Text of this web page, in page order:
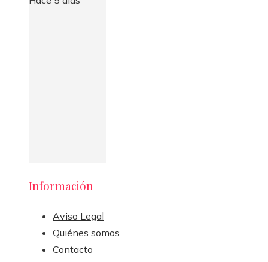
Información
Aviso Legal
Quiénes somos
Contacto